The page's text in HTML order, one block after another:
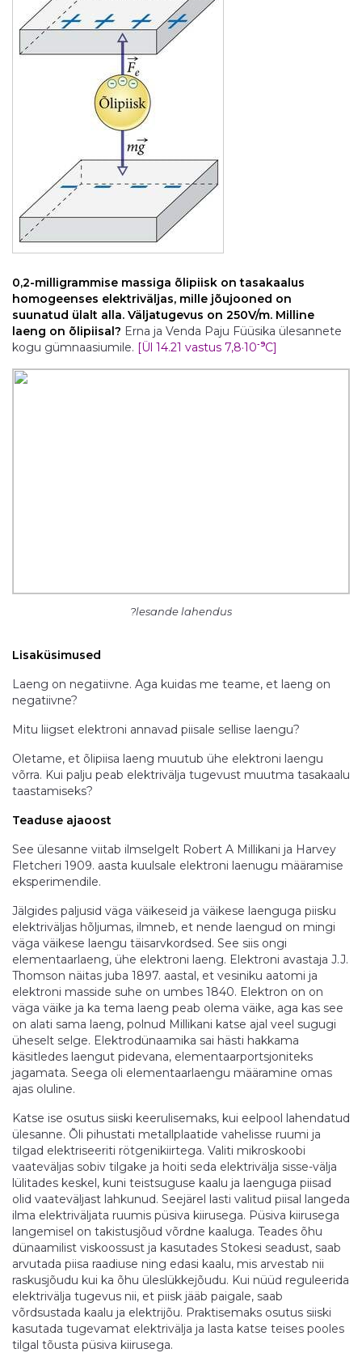
0,2-milligrammise massiga õlipiisk on tasakaalus
homogeenses elektriväljas, mille jõujooned on
suunatud ülalt alla. Väljatugevus on 250V/m. Milline
laeng on õlipiisal? Erna ja Venda Paju Füüsika ülesannete
kogu gümnaasiumile. [Ül 14.21 vastus 7,8·10-9C]
?lesande lahendus
Lisaküsimused
Laeng on negatiivne. Aga kuidas me teame, et laeng on
negatiivne?
Mitu liigset elektroni annavad piisale sellise laengu?
Oletame, et õlipiisa laeng muutub ühe elektroni laengu
võrra. Kui palju peab elektrivälja tugevust muutma tasakaalu
taastamiseks?
Teaduse ajaoost
See ülesanne viitab ilmselgelt Robert A Millikani ja Harvey
Fletcheri 1909. aasta kuulsale elektroni laenugu määramise
eksperimendile.
Jälgides paljusid väga väikeseid ja väikese laenguga piisku
elektriväljas hõljumas, ilmneb, et nende laengud on mingi
väga väikese laengu täisarvkordsed. See siis ongi
elementaarlaeng, ühe elektroni laeng. Elektroni avastaja J.J.
Thomson näitas juba 1897. aastal, et vesiniku aatomi ja
elektroni masside suhe on umbes 1840. Elektron on on
väga väike ja ka tema laeng peab olema väike, aga kas see
on alati sama laeng, polnud Millikani katse ajal veel sugugi
üheselt selge. Elektrodünaamika sai hästi hakkama
käsitledes laengut pidevana, elementaarportsjoniteks
jagamata. Seega oli elementaarlaengu määramine omas
ajas oluline.
Katse ise osutus siiski keerulisemaks, kui eelpool lahendatud
ülesanne. Õli pihustati metallplaatide vahelisse ruumi ja
tilgad elektriseeriti rötgenikiirtega. Valiti mikroskoobi
vaateväljas sobiv tilgake ja hoiti seda elektrivälja sisse-välja
lülitades keskel, kuni teistsuguse kaalu ja laenguga piisad
olid vaateväljast lahkunud. Seejärel lasti valitud piisal langeda
ilma elektriväljata ruumis püsiva kiirusega. Püsiva kiirusega
langemisel on takistusjõud võrdne kaaluga. Teades õhu
dünaamilist viskoossust ja kasutades Stokesi seadust, saab
arvutada piisa raadiuse ning edasi kaalu, mis arvestab nii
raskusjõudu kui ka õhu üleslükkejõudu. Kui nüüd reguleerida
elektrivälja tugevus nii, et piisk jääb paigale, saab
võrdsustada kaalu ja elektrijõu. Praktisemaks osutus siiski
kasutada tugevamat elektrivälja ja lasta katse teises pooles
tilgal tõusta püsiva kiirusega.